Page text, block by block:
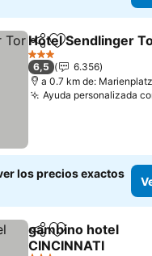
CompartirAgregar a
Hotel Sendlinger
3 Estrellas
6,5
6.356
a 0.7 km de: Marienplatz
Ayuda personalizada
los precios exactos
CompartirAgregar a
gambino hotel
CINCINNATI